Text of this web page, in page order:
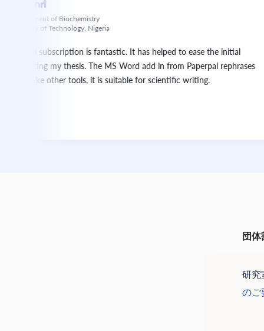
Biochemistry
Nigeria
is fantastic. It has helped to ease the initial
thesis. The MS Word add in from Paperpal rephrases
tools, it is suitable for scientific writing.
団
研究
のご